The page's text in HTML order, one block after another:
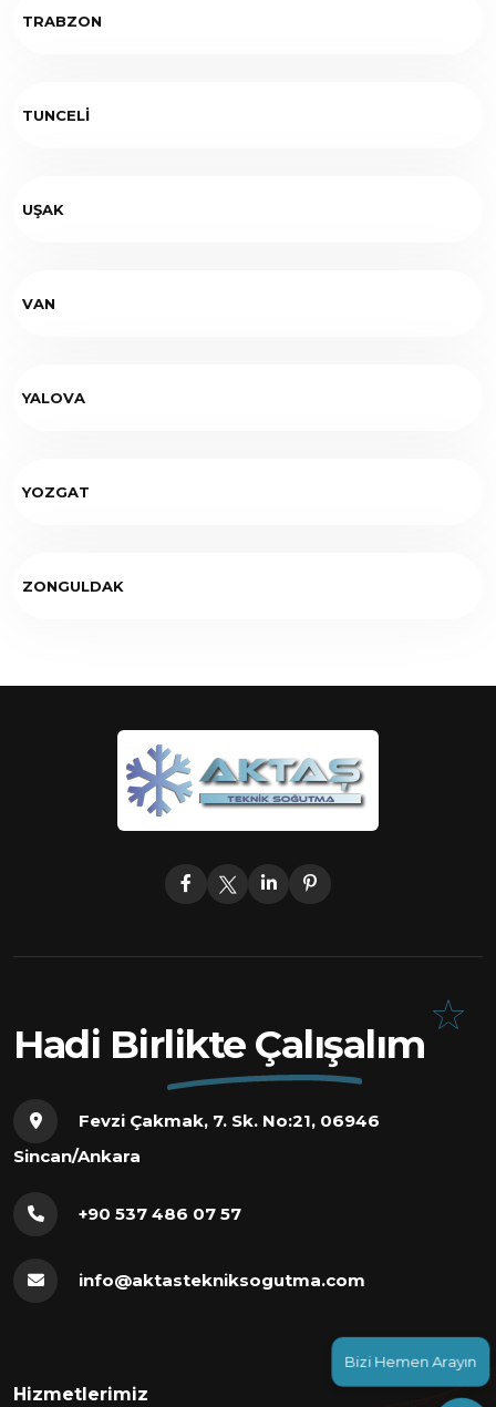
Bizi Hemen Arayın
TRABZON
TUNCELİ
UŞAK
VAN
YALOVA
YOZGAT
ZONGULDAK
Hadi Birlikte Çalışalım
Fevzi Çakmak, 7. Sk. No:21, 06946
Sincan/Ankara
+90 537 486 07 57
info@aktastekniksogutma.com
Hizmetlerimiz